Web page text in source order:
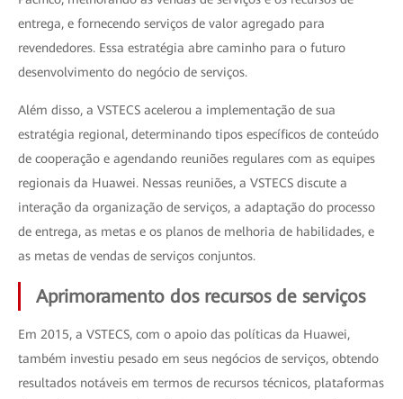
entrega, e fornecendo serviços de valor agregado para
revendedores. Essa estratégia abre caminho para o futuro
desenvolvimento do negócio de serviços.
Além disso, a VSTECS acelerou a implementação de sua
estratégia regional, determinando tipos específicos de conteúdo
de cooperação e agendando reuniões regulares com as equipes
regionais da Huawei. Nessas reuniões, a VSTECS discute a
interação da organização de serviços, a adaptação do processo
de entrega, as metas e os planos de melhoria de habilidades, e
as metas de vendas de serviços conjuntos.
Aprimoramento dos recursos de serviços
Em 2015, a VSTECS, com o apoio das políticas da Huawei,
também investiu pesado em seus negócios de serviços, obtendo
resultados notáveis em termos de recursos técnicos, plataformas